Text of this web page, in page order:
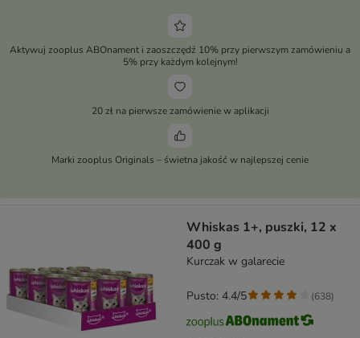
Aktywuj zooplus ABOnament i zaoszczędź 10% przy pierwszym zamówieniu a
5% przy każdym kolejnym!
20 zł na pierwsze zamówienie w aplikacji
Marki zooplus Originals – świetna jakość w najlepszej cenie
Whiskas 1+, puszki, 12 x
400 g
Kurczak w galarecie
Pusto: 4.4/5 (638)